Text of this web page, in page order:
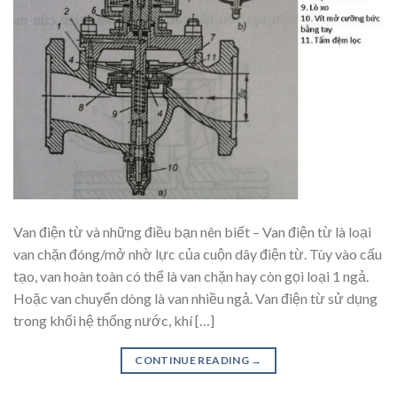
Van điện từ và những điều bạn nên biết – Van điện từ là loại
van chặn đóng/mở nhờ lực của cuộn dây điện từ. Tùy vào cấu
tạo, van hoàn toàn có thể là van chặn hay còn gọi loại 1 ngả.
Hoặc van chuyển dòng là van nhiều ngả. Van điện từ sử dụng
trong khối hệ thống nước, khí […]
CONTINUE READING →